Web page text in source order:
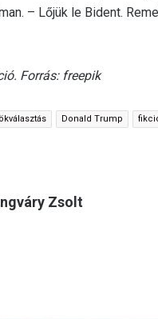
– Lőjük le Bident.
Forrás: freepik
Donald Trump
Zsolt